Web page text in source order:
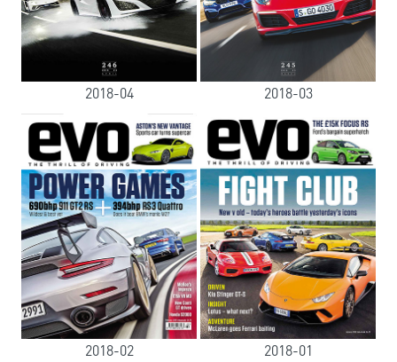
2018-04 2018-03
2018-02 2018-01